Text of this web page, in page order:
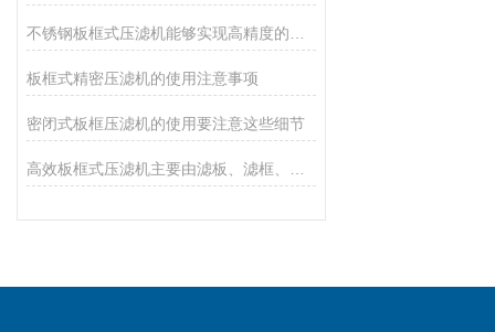
板框式精密压滤机的使用注意事项
密闭式板框压滤机的使用要注意这些细节